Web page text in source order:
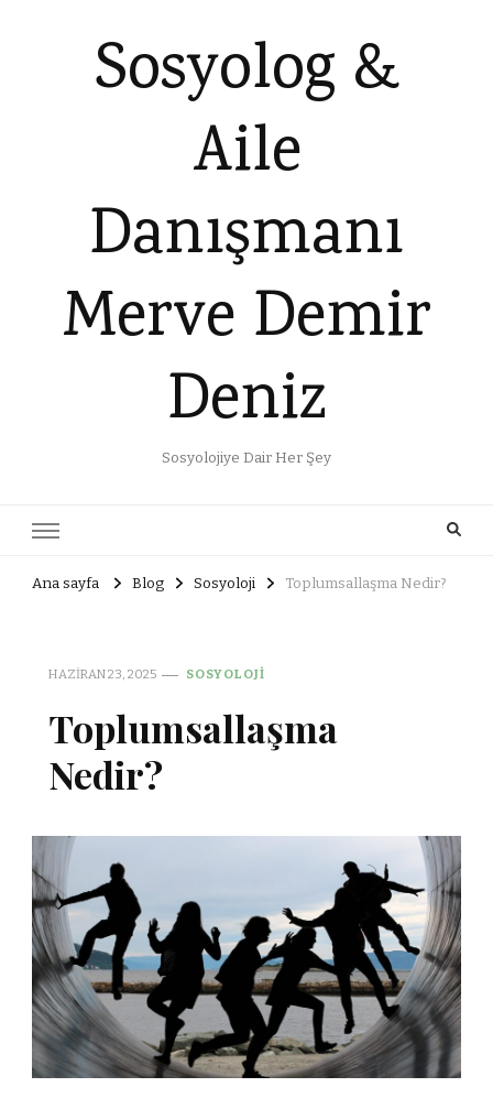
Sosyolog &
Aile
Danışmanı
Merve Demir
Deniz
Sosyolojiye Dair Her Şey
Ana sayfa Blog Sosyoloji Toplumsallaşma Nedir?
HAZIRAN 23, 2025 SOSYOLOJI
Toplumsallaşma
Nedir?